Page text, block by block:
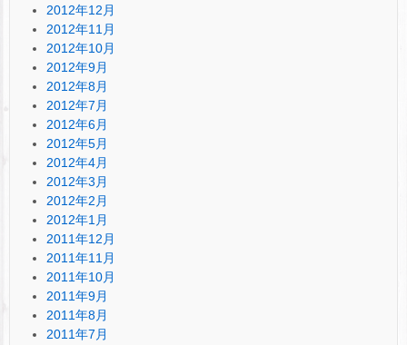
2012年12月
2012年11月
2012年10月
2012年9月
2012年8月
2012年7月
2012年6月
2012年5月
2012年4月
2012年3月
2012年2月
2012年1月
2011年12月
2011年11月
2011年10月
2011年9月
2011年8月
2011年7月